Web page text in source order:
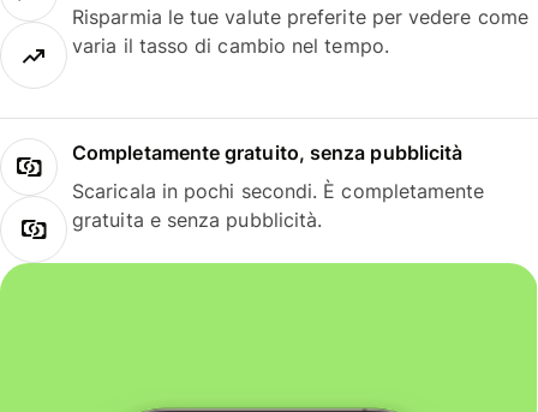
Risparmia le tue valute preferite per vedere come
varia il tasso di cambio nel tempo.
Completamente gratuito, senza pubblicità
Scaricala in pochi secondi. È completamente
gratuita e senza pubblicità.